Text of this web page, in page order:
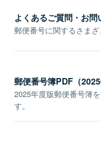
よくあるご質問・お問
郵便番号に関するさまざ
郵便番号簿PDF（2025
2025年度版郵便番号簿
す。